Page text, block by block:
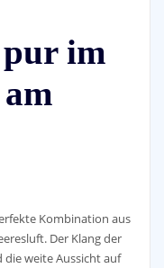
im
Kombination aus
Der Klang der
die weite Aussicht auf